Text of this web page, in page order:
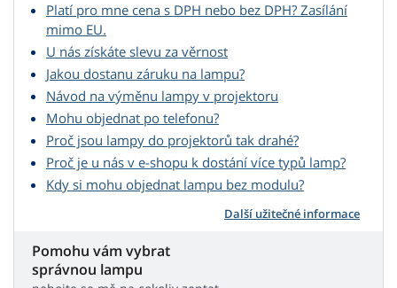
Platí pro mne cena s DPH nebo bez DPH? Zasílání
mimo EU.
U nás získáte slevu za věrnost
Jakou dostanu záruku na lampu?
Návod na výměnu lampy v projektoru
Mohu objednat po telefonu?
Proč jsou lampy do projektorů tak drahé?
Proč je u nás v e-shopu k dostání více typů lamp?
Kdy si mohu objednat lampu bez modulu?
Další užitečné informace
Pomohu vám vybrat
správnou lampu